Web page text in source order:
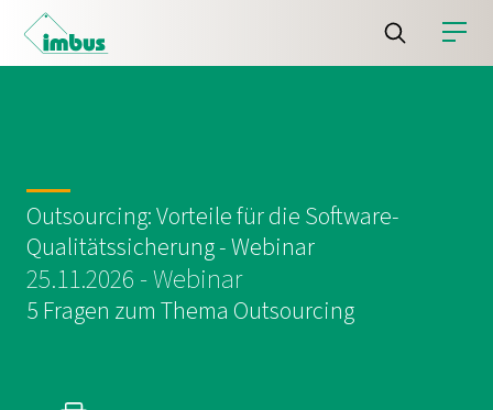
Outsourcing: Vorteile für die Software-
Qualitätssicherung - Webinar
25.11.2026 - Webinar
5 Fragen zum Thema Outsourcing